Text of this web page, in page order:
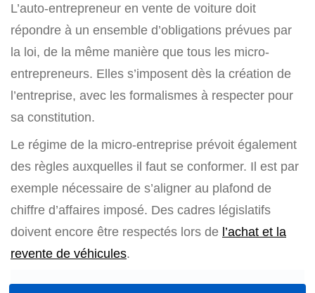
L’auto-entrepreneur en vente de voiture doit
répondre à un ensemble d’obligations prévues par
la loi, de la même manière que tous les micro-
entrepreneurs. Elles s’imposent dès la création de
l’entreprise, avec les formalismes à respecter pour
sa constitution.
Le régime de la micro-entreprise prévoit également
des règles auxquelles il faut se conformer. Il est par
exemple nécessaire de s’aligner au plafond de
chiffre d’affaires imposé. Des cadres législatifs
doivent encore être respectés lors de l’achat et la
revente de véhicules.